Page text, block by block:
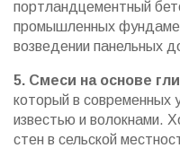
портландцементный
промышленных
возведении панельных
5. Смеси на основе
который в современных
известью и волокнами.
стен в сельской